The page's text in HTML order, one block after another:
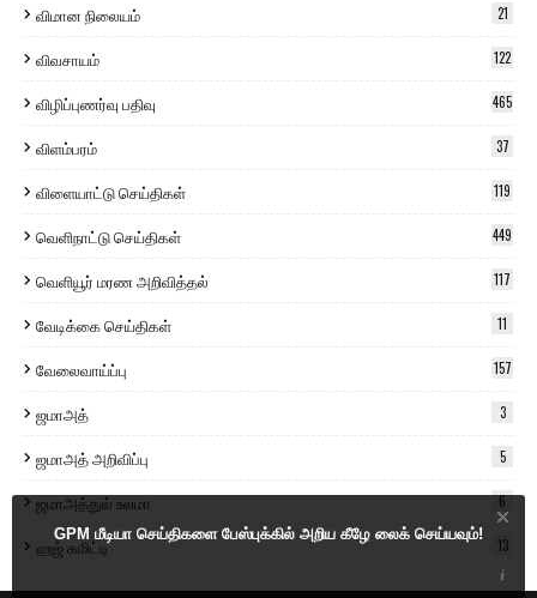
விமான நிலையம் 21
விவசாயம் 122
விழிப்புணர்வு பதிவு 465
விளம்பரம் 37
விளையாட்டு செய்திகள் 119
வெளிநாட்டு செய்திகள் 449
வெளியூர் மரண அறிவித்தல் 117
வேடிக்கை செய்திகள் 11
வேலைவாய்ப்பு 157
ஜமாஅத் 3
ஜமாஅத் அறிவிப்பு 5
ஜமாஅத்துல் உலமா 6
ஹஜ் கமிட்டி 13
GPM மீடியா செய்திகளை பேஸ்புக்கில் அறிய கீழே லைக் செய்யவும்!